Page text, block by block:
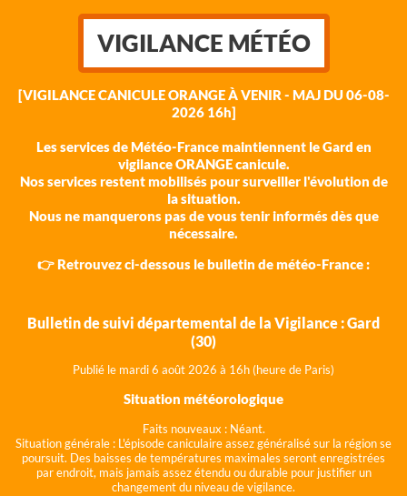
VIGILANCE MÉTÉO
[VIGILANCE CANICULE ORANGE À VENIR - MAJ DU 06-08-
2026 16h]
Les services de Météo-France maintiennent le Gard en
vigilance ORANGE canicule.
Nos services restent mobilisés pour surveiller l'évolution de
la situation.
Nous ne manquerons pas de vous tenir informés dès que
nécessaire.
👉 Retrouvez ci-dessous le bulletin de météo-France :
Bulletin de suivi départemental de la Vigilance : Gard
(30)
Publié le mardi 6 août 2026 à 16h (heure de Paris)
Situation météorologique
Faits nouveaux : Néant.
Situation générale : L'épisode caniculaire assez généralisé sur la région se
poursuit. Des baisses de températures maximales seront enregistrées
par endroit, mais jamais assez étendu ou durable pour justifier un
changement du niveau de vigilance.